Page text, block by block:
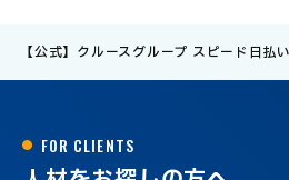
【公式】クルースグループ スピード日
FOR CLIENTS